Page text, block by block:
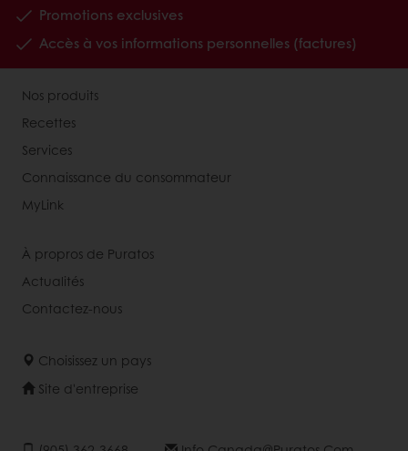
Promotions exclusives
Accès à vos informations personnelles (factures)
Nos produits
Recettes
Services
Connaissance du consommateur
MyLink
À propros de Puratos
Actualités
Contactez-nous
Choisissez un pays
Site d'entreprise